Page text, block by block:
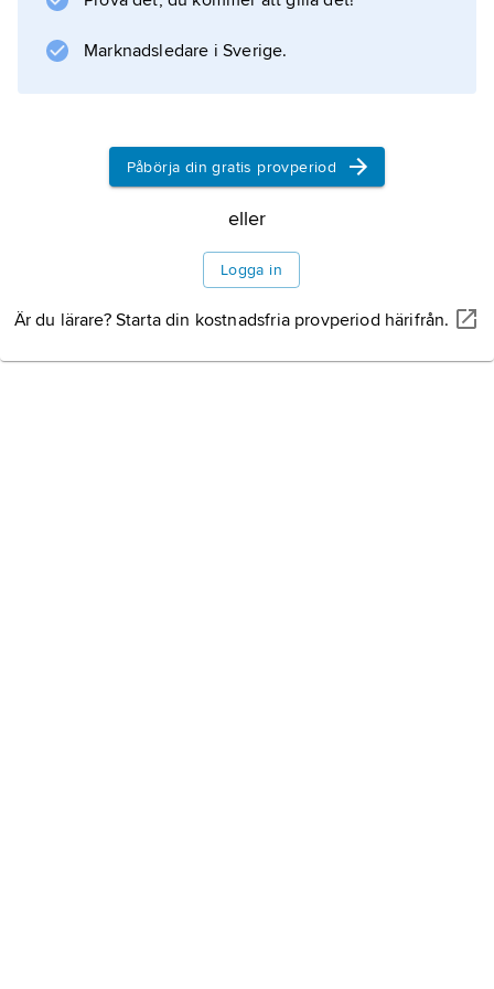
Marknadsledare i Sverige.
Påbörja din gratis provperiod
eller
Logga in
Är du lärare? Starta din kostnadsfria provperiod härifrån.